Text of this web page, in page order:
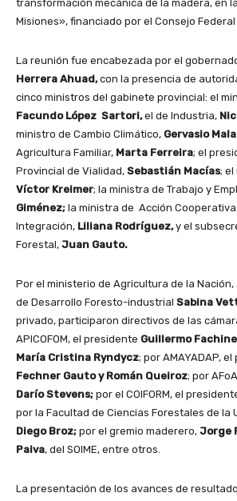
transformación mecánica de la madera, en
Misiones», financiado por el Consejo Federal
La reunión fue encabezada por el
Herrera Ahuad,con la presencia de
cinco ministros del gabinete provincial: el
Facundo López Sartori,el de Industria,
ministro de Cambio Climático, Gervasio
Agricultura Familiar, Marta Ferreira; el
Provincial de Vialidad, Sebastián Macías; el
Víctor Kreimer; la ministra de Trabajo y
Giménez; la ministra de Acción
Integración, Liliana Rodríguez,y el
Forestal, Juan Gauto.
Por el ministerio de Agricultura de la
de Desarrollo Foresto-industrial Sabina
privado, participaron directivos de las
APICOFOM, el presidente Guillermo
María Cristina Ryndycz; por AMAYADAP,
Fechner Gauto y Román Queiroz; por
Darío Stevens; por el COIFORM, el
por la Facultad de Ciencias Forestales de la
Diego Broz; por el gremio maderero, Jorge
Paiva, del SOIME, entre otros.
La presentación de los avances de